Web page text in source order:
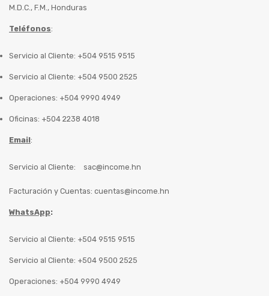
M.D.C., F.M., Honduras
Teléfonos:
Servicio al Cliente: +504 9515 9515
Servicio al Cliente: +504 9500 2525
Operaciones: +504 9990 4949
Oficinas: +504 2238 4018
Email:
Servicio al Cliente: sac@income.hn
Facturación y Cuentas: cuentas@income.hn
WhatsApp:
Servicio al Cliente: +504 9515 9515
Servicio al Cliente: +504 9500 2525
Operaciones: +504 9990 4949